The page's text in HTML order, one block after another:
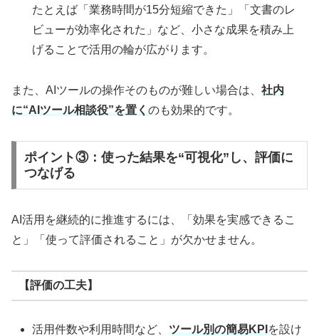
たとえば「業務時間が15分短縮できた」「文書のレ
ビューが効率化された」など、小さな成果を積み上
げることで活用の輪が広がります。
また、AIツールの操作そのものが難しい場合は、 社内
に“AIツール相談役”を置く のも効果的です。
ポイント③：使った結果を“可視化”し、評価に
つなげる
AI活用を継続的に推進するには、「効果を実感できるこ
と」「使って評価されること」が欠かせません。
【評価の工夫】
活用件数や利用時間など、 ツール別の簡易KPI を設け